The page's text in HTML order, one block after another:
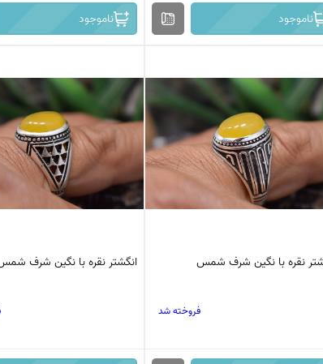
ناموجود ناموجود
نقره با نگین شرف شمس
فروخته شد
انگشتر نقره با نگین شرف